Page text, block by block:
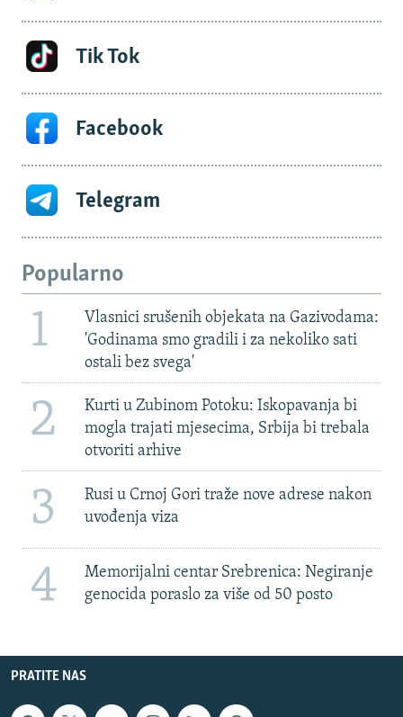
Tik Tok
Facebook
Telegram
Popularno
1
Vlasnici srušenih objekata na Gazivodama:
'Godinama smo gradili i za nekoliko sati
ostali bez svega'
2
Kurti u Zubinom Potoku: Iskopavanja bi
mogla trajati mjesecima, Srbija bi trebala
otvoriti arhive
3
Rusi u Crnoj Gori traže nove adrese nakon
uvođenja viza
4
Memorijalni centar Srebrenica: Negiranje
genocida poraslo za više od 50 posto
PRATITE NAS